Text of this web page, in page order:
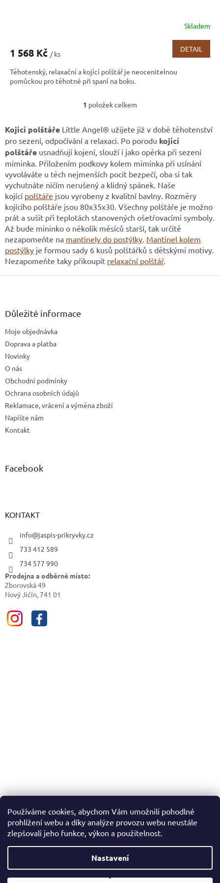
Používáme cookies, abychom Vám umožnili pohodlné
prohlížení webu a díky analýze provozu webu neustále
zlepšovali jeho funkce, výkon a použitelnost.
Nastavení
Skladem
1 568 Kč / ks
DETAIL
Těhotenský, relaxační a kojící polštář je neocenitelnou
pomůckou pro těhotné při spaní na boku.
O
l
d
a
c
í
p
r
v
k
y
v
ý
p
i
s
u
1 položek celkem
Kojící polštáře Little Angel® užijete již v době těhotenství
pro sezení, odpočívání a relaxaci. Po porodu kojící
polštáře usnadňují kojení, slouží i jako opěrka při sezení
miminka. Přiložením podkovy kolem miminka při usínání
vyvoláváte u těch nejmenších pocit bezpečí, oba si tak
vychutnáte ničím nerušený a klidný spánek. Naše
kojící polštáře jsou vyrobeny z kvalitní bavlny. Rozměry
kojícího polštáře jsou 80x35x30. Všechny polštáře je možno
prát a sušit při teplotách stanovených ošetřovacími symboly.
Až bude mininko o několik měsíců starší, tak určitě
nezapomeňte na mantinely do postýlky. Mantinel kolem
postýlky je formou sady 6 kusů polštářků s dětskými motivy.
Nezapomeňte taky přikoupit relaxační polštář.
Důležité informace
Moje objednávka
Doprava a platba
Novinky
O nás
Obchodní podmínky
Ochrana osobních údajů
Reklamace, vrácení a výměna zboží
Napište nám
Kontakt
Facebook
KONTAKT
info@jaspis-prikryvky.cz
733 412 589
734 577 990
Prodejna a odběrné místo:
Zborovská 49
Nový Jičín, 741 01
Vytvořil Shoptet